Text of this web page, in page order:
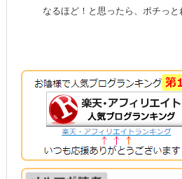
なるほど！と思ったら、ポチっ